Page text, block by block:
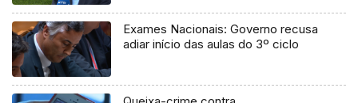
Exames Nacionais: Governo recusa
adiar início das aulas do 3º ciclo